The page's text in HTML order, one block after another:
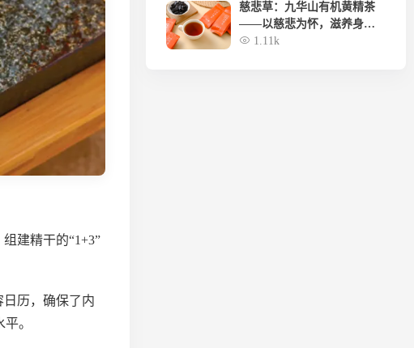
建精干的“1+3”
历，确保了内
。
慈悲草：九华山有机黄精茶
——以慈悲为怀，滋养身
体，安顿心灵~
1.11k